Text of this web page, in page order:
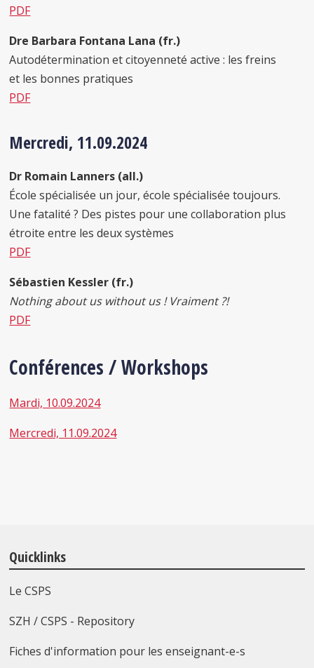
PDF
Dre Barbara Fontana Lana (fr.)
Autodétermination et citoyenneté active : les freins
et les bonnes pratiques
PDF
Mercredi, 11.09.2024
Dr Romain Lanners (all.)
École spécialisée un jour, école spécialisée toujours.
Une fatalité ? Des pistes pour une collaboration plus
étroite entre les deux systèmes
PDF
Sébastien Kessler (fr.)
Nothing about us without us ! Vraiment ?!
PDF
Conférences /Workshops
Mardi, 10.09.2024
Mercredi, 11.09.2024
Quicklinks
Le CSPS
SZH / CSPS - Repository
Fiches d'information pour les enseignant-e-s